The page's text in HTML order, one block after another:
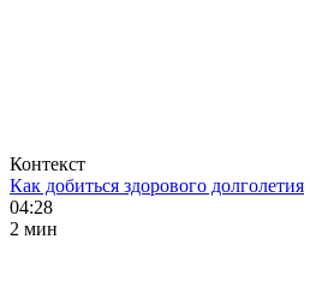
Контекст
Как добиться здорового долголетия
04:28
2 мин